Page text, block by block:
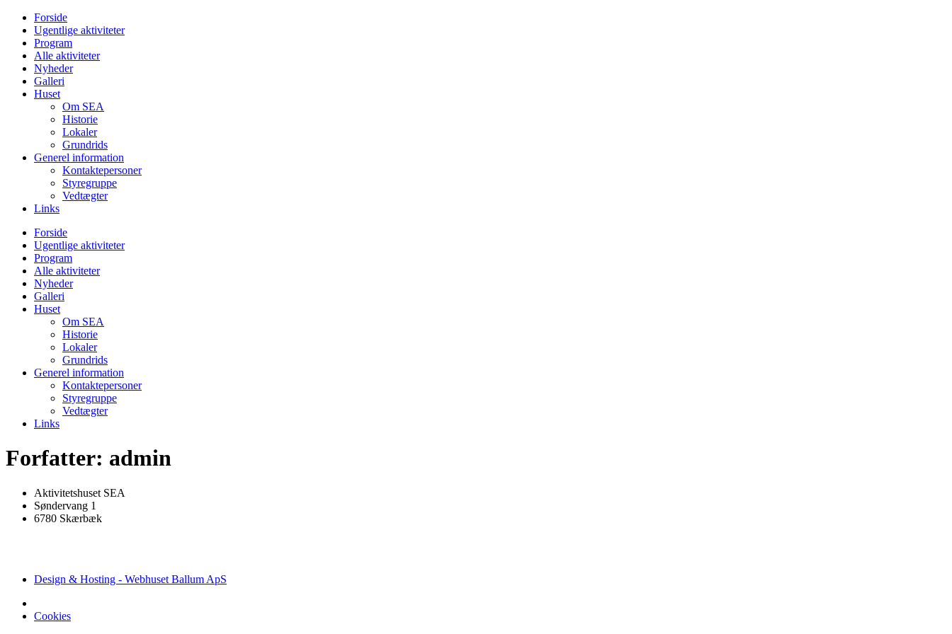
Videre
indhold
Forside
Ugentlige aktiviteter
Program
Alle aktiviteter
Nyheder
Galleri
Huset
Om SEA
Historie
Lokaler
Grundrids
Generel information
Kontaktepersoner
Styregruppe
Vedtægter
Links
Forside
Ugentlige aktiviteter
Program
Alle aktiviteter
Nyheder
Galleri
Huset
Om SEA
Historie
Lokaler
Grundrids
Generel information
Kontaktepersoner
Styregruppe
Vedtægter
Links
Forfatter: admin
Aktivitetshuset SEA
Søndervang 1
6780 Skærbæk
Design & Hosting - Webhuset Ballum ApS
Cookies